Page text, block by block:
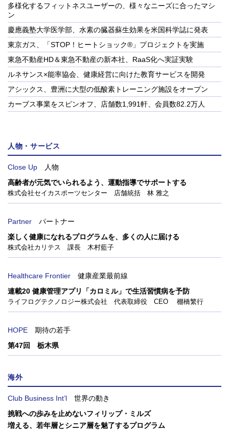
多様化するフィットネスユーザーの、様々なニーズに合ったマシ
ン
慶應義塾大学医学部、水素の臓器蘇生効果を米国科学誌に発表
東京ガス、「STOP！ヒートショック®」プロジェクトを実施
東急不動産HD＆東急不動産の新本社、RaaS化へ実証実験
ルネサンス×能率協会、健康経営に向けた教育サービスを開発
アシックス、豊洲に大型の低酸素トレーニング施設をオープン
カーブス事業をスピンオフ、店舗数1,991軒、会員数82.2万人
人物・サービス
Close Up
人物
高齢者が元気でいられるよう、運動指導でサポートする
株式会社セイカスポーツセンター 店舗統括 林 雅之
Partner
パートナー
楽しく健康になれるプログラムを、多くの人に届ける
株式会社カリテス 課長 木村藍子
Healthcare Frontier
健康産業最前線
連載20 健康管理アプリ「カロミル」で生活習慣病を予防
ライフログテクノロジー株式会社 代表取締役 CEO 棚橋繁行
HOPE
期待の若手
第47回 栃木県
海外
Club Business Int’l
世界の動き
挑戦への歩みを止めないフィリップ・ミルズ
増える、若年層とシニア層を魅了するプログラム